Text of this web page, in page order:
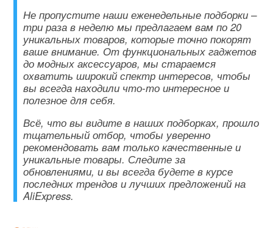
Не пропустите наши еженедельные подборки –
три раза в неделю мы предлагаем вам по 20
уникальных товаров, которые точно покорят
ваше внимание. От функциональных гаджетов
до модных аксессуаров, мы стараемся
охватить широкий спектр интересов, чтобы
вы всегда находили что-то интересное и
полезное для себя.
Всё, что вы видите в наших подборках, прошло
тщательный отбор, чтобы уверенно
рекомендовать вам только качественные и
уникальные товары. Следите за
обновлениями, и вы всегда будете в курсе
последних трендов и лучших предложений на
AliExpress.